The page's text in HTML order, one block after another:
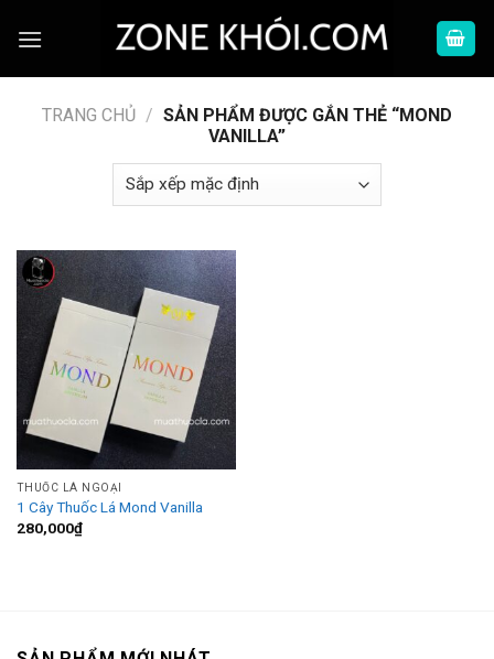
TRANG CHỦ / SẢN PHẨM ĐƯỢC GẮN THẺ “MOND
VANILLA”
THUỐC LÁ NGOẠI
1 Cây Thuốc Lá Mond Vanilla
280,000₫